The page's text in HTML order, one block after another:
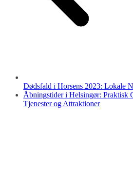
Dødsfald i Horsens 2023: Lokale
Åbningstider i Helsingør: Praktisk
Tjenester og Attraktioner